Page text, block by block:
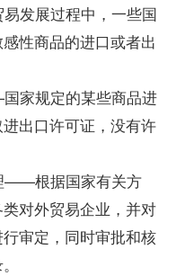
展过程中，一些国
性商品的进口或者出
规定的某些商品进
出口许可证，没有许
根据国家有关方
对外贸易企业，并对
审定，同时审批和核